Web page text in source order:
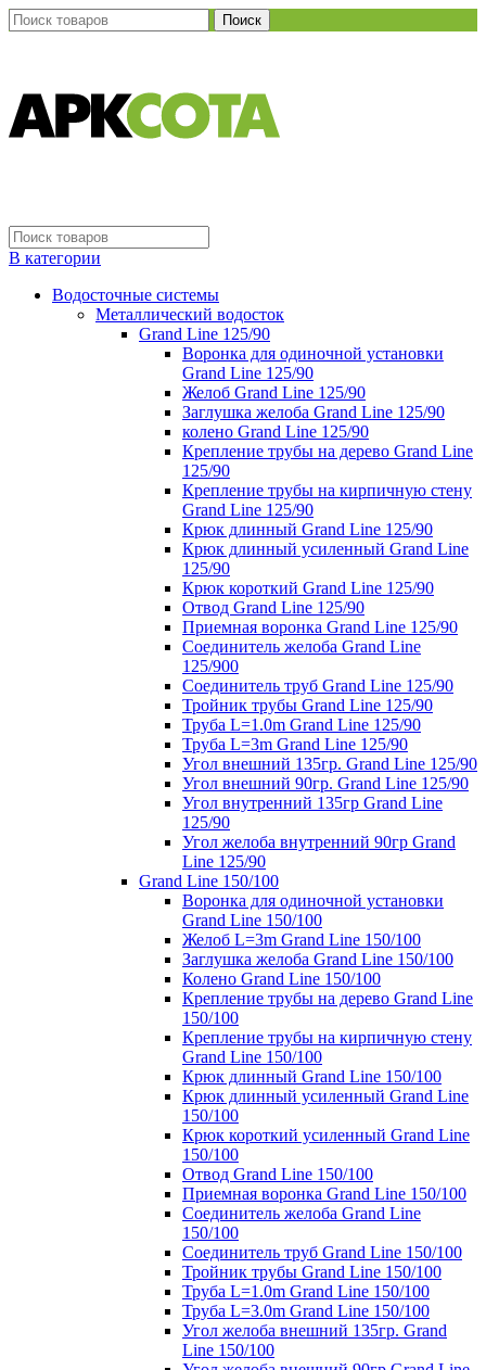
Поиск
В категории
Водосточные системы
Металлический водосток
Grand Line 125/90
Воронка для одиночной установки
Grand Line 125/90
Желоб Grand Line 125/90
Заглушка желоба Grand Line 125/90
колено Grand Line 125/90
Крепление трубы на дерево Grand Line
125/90
Крепление трубы на кирпичную стену
Grand Line 125/90
Крюк длинный Grand Line 125/90
Крюк длинный усиленный Grand Line
125/90
Крюк короткий Grand Line 125/90
Отвод Grand Line 125/90
Приемная воронка Grand Line 125/90
Соединитель желоба Grand Line
125/900
Соединитель труб Grand Line 125/90
Тройник трубы Grand Line 125/90
Труба L=1.0m Grand Line 125/90
Труба L=3m Grand Line 125/90
Угол внешний 135гр. Grand Line 125/90
Угол внешний 90гр. Grand Line 125/90
Угол внутренний 135гр Grand Line
125/90
Угол желоба внутренний 90гр Grand
Line 125/90
Grand Line 150/100
Воронка для одиночной установки
Grand Line 150/100
Желоб L=3m Grand Line 150/100
Заглушка желоба Grand Line 150/100
Колено Grand Line 150/100
Крепление трубы на дерево Grand Line
150/100
Крепление трубы на кирпичную стену
Grand Line 150/100
Крюк длинный Grand Line 150/100
Крюк длинный усиленный Grand Line
150/100
Крюк короткий усиленный Grand Line
150/100
Отвод Grand Line 150/100
Приемная воронка Grand Line 150/100
Соединитель желоба Grand Line
150/100
Соединитель труб Grand Line 150/100
Тройник трубы Grand Line 150/100
Труба L=1.0m Grand Line 150/100
Труба L=3.0m Grand Line 150/100
Угол желоба внешний 135гр. Grand
Line 150/100